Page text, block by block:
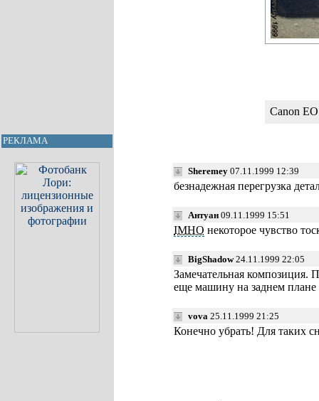
РЕКЛАМА
Canon
Sheremey 07.11.1999 12:39
безнадежная перегрузка
Антуан 09.11.1999 15:51
IMHO некоторое чувство
BigShadow24.11.1999 22:05
Замечательная композиция.
еще машину на заднем
vova 25.11.1999 21:25
Конечно убрать! Для таких